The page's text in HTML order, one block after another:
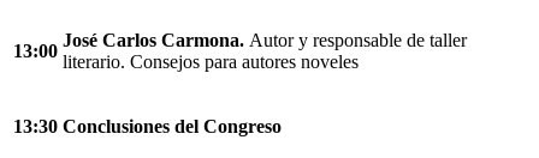
13:00
José Carlos Carmona. Autor y responsable de taller
literario. Consejos para autores noveles
13:30 Conclusiones del Congreso